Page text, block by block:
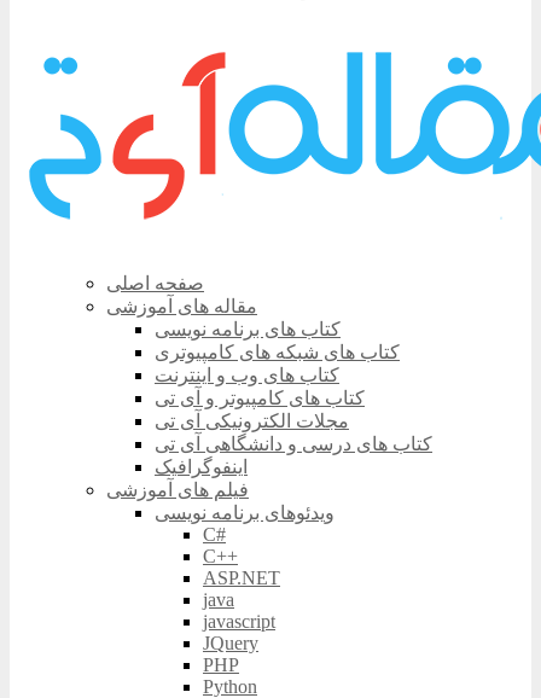
صفحه اصلی
مقاله های آموزشی
کتاب های برنامه نویسی
کتاب های شبکه های کامپیوتری
کتاب های وب و اینترنت
کتاب های کامپیوتر و آی تی
مجلات الکترونیکی آی تی
کتاب های درسی و دانشگاهی آی تی
اینفوگرافیک
فیلم های آموزشی
ویدئوهای برنامه نویسی
C#
C++
ASP.NET
java
javascript
JQuery
PHP
Python